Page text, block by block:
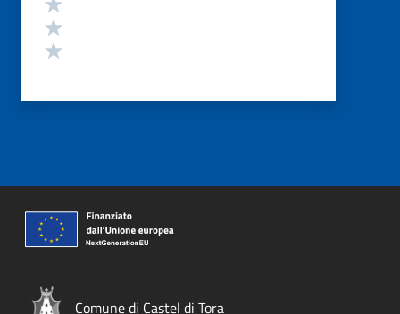
Comune di Castel di Tora